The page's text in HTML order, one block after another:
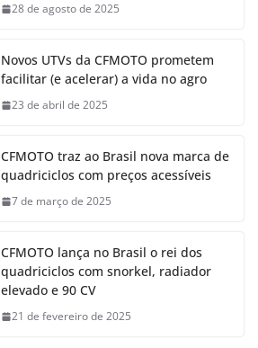
28 de agosto de 2025
Novos UTVs da CFMOTO prometem
facilitar (e acelerar) a vida no agro
23 de abril de 2025
CFMOTO traz ao Brasil nova marca de
quadriciclos com preços acessíveis
7 de março de 2025
CFMOTO lança no Brasil o rei dos
quadriciclos com snorkel, radiador
elevado e 90 CV
21 de fevereiro de 2025